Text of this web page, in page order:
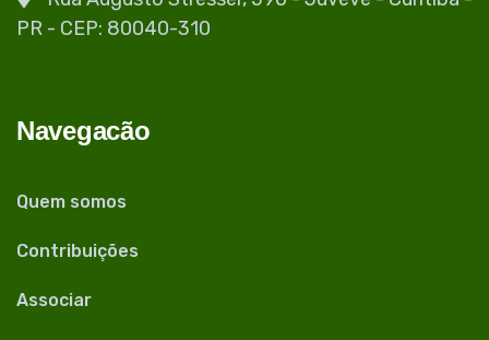
PR - CEP: 80040-310
Navegacão
Quem somos
Contribuições
Associar